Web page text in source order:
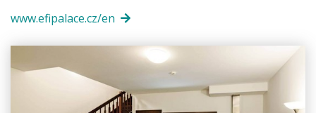
www.efipalace.cz/en